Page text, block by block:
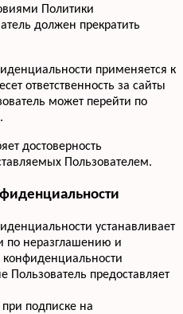
Политики
должен прекратить
применяется к
ответственность за сайты
может перейти по
достоверность
Пользователем.
устанавливает
по неразглашению и
Пользователь предоставляет
подписке на